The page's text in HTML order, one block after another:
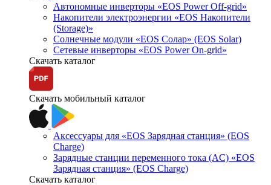
Автономные инверторы «EOS Power Off-grid»
Накопители электроэнергии «EOS Накопители
(Storage)»
Солнечные модули «EOS Солар» (EOS Solar)
Сетевые инверторы «EOS Power On-grid»
Скачать каталог
Скачать мобильный каталог
Аксессуары для «EOS Зарядная станция» (EOS
Charge)
Зарядные станции переменного тока (AC) «EOS
Зарядная станция» (EOS Charge)
Скачать каталог